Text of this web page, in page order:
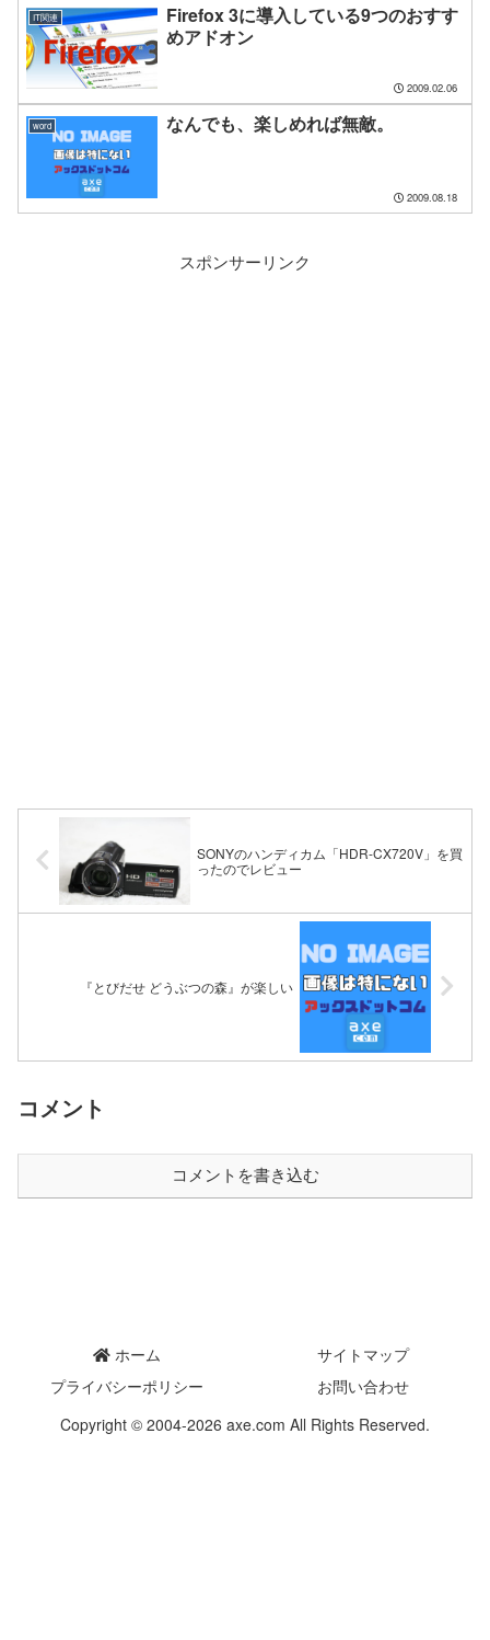
IT関連
Firefox 3に導入している9つのおすす
めアドオン
2009.02.06
word なんでも、楽しめれば無敵。
2009.08.18
スポンサーリンク
SONYのハンディカム「HDR-CX720V」を買
ったのでレビュー
『とびだせ どうぶつの森』が楽しい
コメント
コメントを書き込む
ホーム
サイトマップ
プライバシーポリシー
お問い合わせ
Copyright © 2004-2026 axe.com All Rights Reserved.